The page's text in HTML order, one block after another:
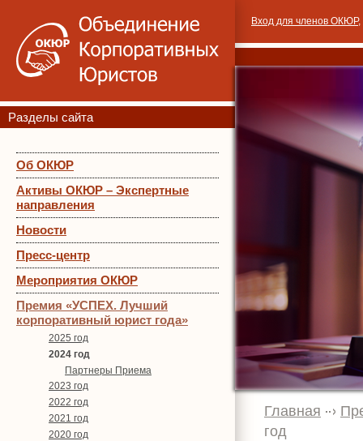
Разделы сайта
Об ОКЮР
Активы ОКЮР – Экспертные
направления
Новости
Пресс-центр
Мероприятия ОКЮР
Премия «УСПЕХ. Лучший
корпоративный юрист года»
2025 год
2024 год
Партнеры Приема
2023 год
2022 год
2021 год
2020 год
Вход для членов ОКЮР,
Главная
год